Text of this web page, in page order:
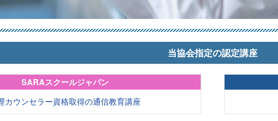
当協会指定の認定講座
SARAスクールジャパン
カウンセラー資格取得の通信教育講座